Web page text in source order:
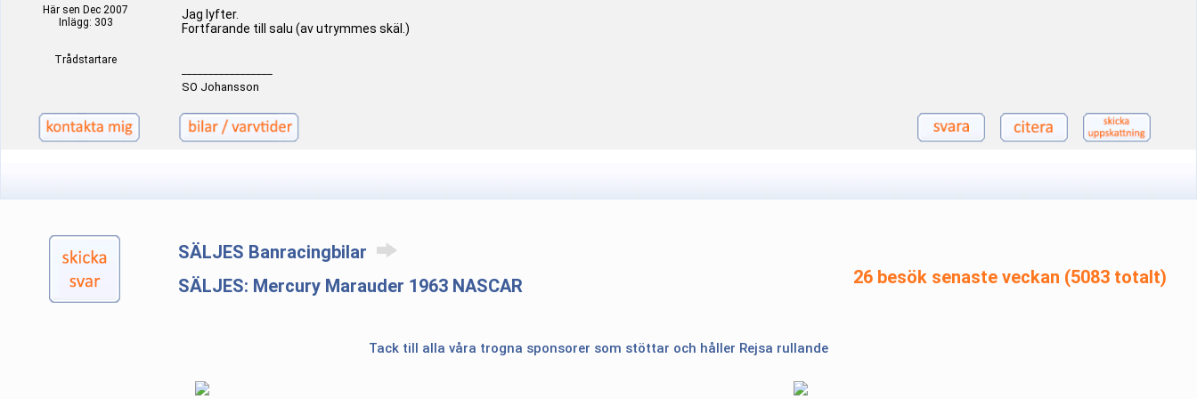
Här sen Dec 2007
Inlägg: 303
Trådstartare
Jag lyfter.
Fortfarande till salu (av utrymmes skäl.)
SO Johansson
SÄLJES Banracingbilar
SÄLJES: Mercury Marauder 1963 NASCAR
26 besök senaste veckan (5083 totalt)
Tack till alla våra trogna sponsorer som stöttar och håller Rejsa rullande